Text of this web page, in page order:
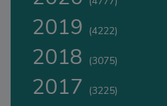
2019 (4222)
2018 (3075)
2017 (3225)